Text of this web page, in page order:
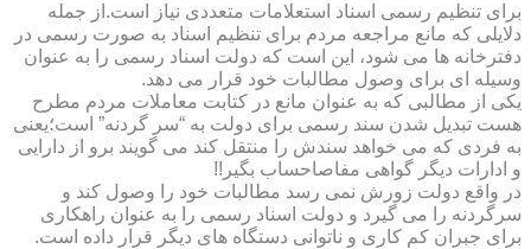
برای تنظیم رسمی اسناد استعلامات متعددی نیاز است.از جمله
دلایلی که مانع مراجعه مردم برای تنظیم اسناد به صورت رسمی در
دفترخانه ها می شود، این است که دولت اسناد رسمی را به عنوان
وسیله ای برای وصول مطالبات خود قرار می دهد.
یکی از مطالبی که به عنوان مانع در کتابت معاملات مردم مطرح
هست تبدیل شدن سند رسمی برای دولت به “سر گردنه” است؛یعنی
به فردی که می خواهد سندش را منتقل کند می گویند برو از دارایی
و ادارات دیگر گواهی مفاصاحساب بگیر!!
در واقع دولت زورش نمی رسد مطالبات خود را وصول کند و
سرگردنه را می گیرد و دولت اسناد رسمی را به عنوان راهکاری
برای جبران کم کاری و ناتوانی دستگاه های دیگر قرار داده است.